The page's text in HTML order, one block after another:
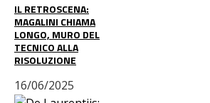
IL RETROSCENA:
MAGALINI CHIAMA
LONGO, MURO DEL
TECNICO ALLA
RISOLUZIONE
16/06/2025